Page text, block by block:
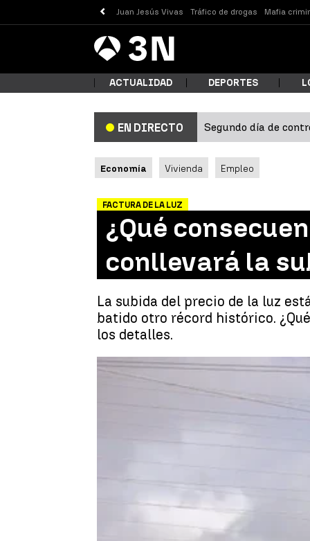
Juan Jesús Vivas Tráfico de drogas Mafia
Antena
3 Noticias
ACTUALIDAD DEPORTES
EN DIRECTO Segundo día de
Economía Vivienda Empleo
FACTURA DE LA LUZ
¿Qué
conllevará la
La subida del precio de la luz
batido otro récord histórico.
los detalles.